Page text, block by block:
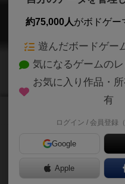
グレートスプ
The
コレクター同士で、
分ける。素直に分配
約75,000人がボドゲー
遊んだボードゲー
気になるゲームの
お気に入り作品・
有
ログイン / 会員登録（
Google
Apple